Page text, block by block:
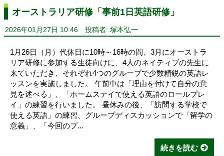
オーストラリア研修「事前1日英語研修」
2026年01月27日 10:46 投稿者: 塚本弘一
1月26日（月）代休日に10時～16時の間、3月にオーストラ
リア研修に参加する生徒向けに、4人のネイティブの先生に
来ていただき、それぞれ4つのグループで少数精鋭の英語レ
ッスンを実施しました。 午前中は「理由を付けて自分の意
見を述べる」、「ホームステイで使える英語のロールプレ
イ」の練習を行いました。 昼休みの後、「訪問する学校で
使える英語」の練習、グループディスカッションで「留学の
意義」、「今回のプ...
続きを読む